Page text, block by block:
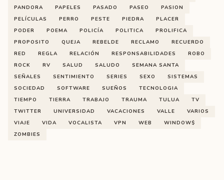
PANDORA
PAPELES PASADO PASEO
PASION
PELÍCULAS
PERRO PESTE PIEDRA
PLACER
PODER
POEMA POLICÍA POLITICA
PROLIFICA
PROPOSITO
QUEJA REBELDE RECLAMO
RECUERDO
RED
REGLA RELACIÓN RESPONSABILIDADES
ROBO
ROCK
RV SALUD SALUDO
SEMANA SANTA
SEÑALES
SENTIMIENTO SERIES SEXO
SISTEMAS
SOCIEDAD
SOFTWARE SUEÑOS
TECNOLOGIA
TIEMPO
TIERRA TRABAJO TRAUMA TULUA
TV
TWITTER
UNIVERSIDAD VACACIONES VALLE
VARIOS
VIAJE
VIDA VOCALISTA VPN WEB
WINDOW$
ZOMBIES